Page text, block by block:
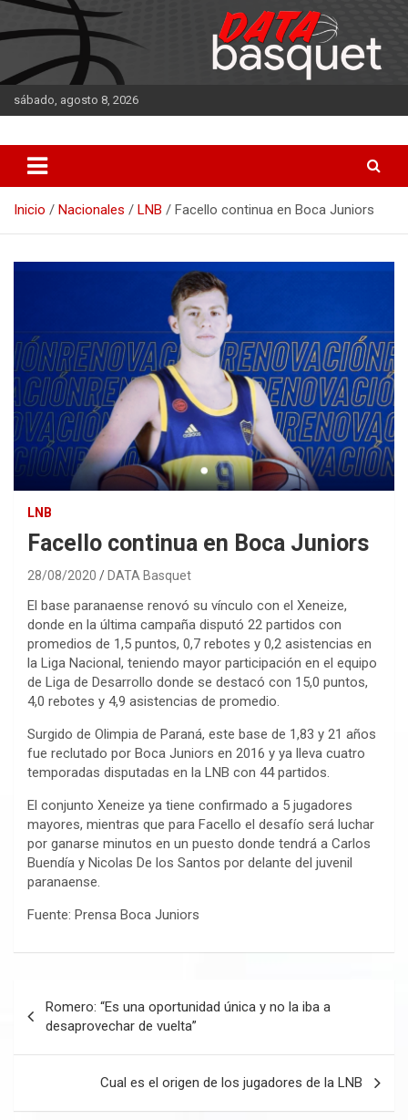
Saltar
al
contenido
sábado, agosto 8, 2026
DATA Basquet
Inicio Nacionales LNB Facello continua en Boca Juniors
LNB
Facello continua en Boca Juniors
28/08/2020 DATA Basquet
El base paranaense renovó su vínculo con el Xeneize,
donde en la última campaña disputó 22 partidos con
promedios de 1,5 puntos, 0,7 rebotes y 0,2 asistencias en
la Liga Nacional, teniendo mayor participación en el equipo
de Liga de Desarrollo donde se destacó con 15,0 puntos,
4,0 rebotes y 4,9 asistencias de promedio.
Surgido de Olimpia de Paraná, este base de 1,83 y 21 años
fue reclutado por Boca Juniors en 2016 y ya lleva cuatro
temporadas disputadas en la LNB con 44 partidos.
El conjunto Xeneize ya tiene confirmado a 5 jugadores
mayores, mientras que para Facello el desafío será luchar
por ganarse minutos en un puesto donde tendrá a Carlos
Buendía y Nicolas De los Santos por delante del juvenil
paranaense.
Fuente: Prensa Boca Juniors
de
entradas
Romero: “Es una oportunidad única y no la iba a
desaprovechar de vuelta”
Cual es el origen de los jugadores de la LNB